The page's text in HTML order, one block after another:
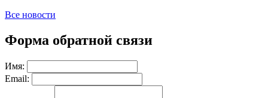
Все новости
Форма обратной связи
Имя:
Email: